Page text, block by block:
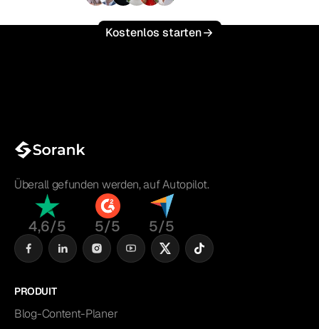
Kostenlos starten
Überall gefunden werden, auf Autopilot.
4,6/5 5/5 5/5
PRODUIT
Blog-Content-Planer